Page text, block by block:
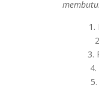
1.
3.